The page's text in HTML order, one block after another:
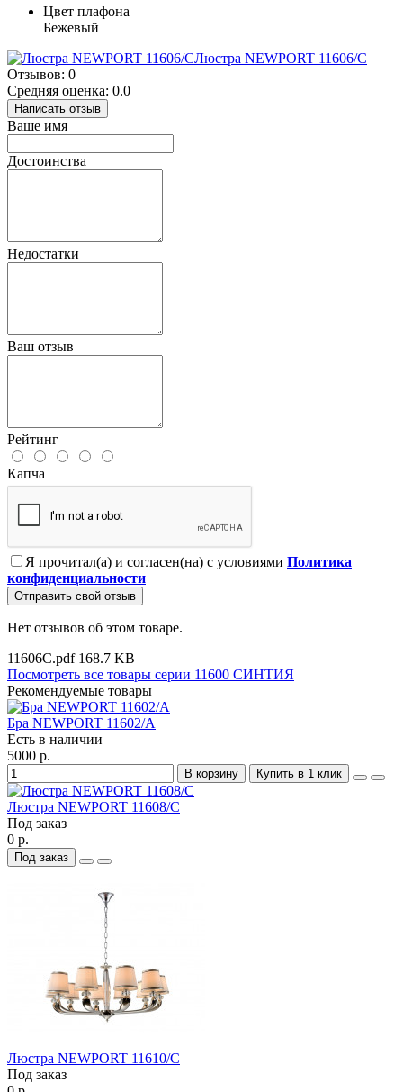
Цвет плафона
Бежевый
Люстра NEWPORT 11606/C
Отзывов: 0
Средняя оценка: 0.0
Написать отзыв
Ваше имя
Достоинства
Недостатки
Ваш отзыв
Рейтинг
Капча
Я прочитал(а) и согласен(на) с условиями Политика
конфиденциальности
Отправить свой отзыв
Нет отзывов об этом товаре.
11606C.pdf 168.7 KB
Посмотреть все товары серии 11600 СИНТИЯ
Рекомендуемые товары
Бра NEWPORT 11602/A
Есть в наличии
5000 р.
В корзину Купить в 1 клик
Люстра NEWPORT 11608/C
Под заказ
0 р.
Под заказ
Люстра NEWPORT 11610/C
Под заказ